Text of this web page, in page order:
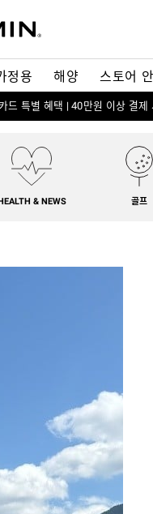
정용 해양 스토어
드 특별 혜택 | 40만원 이상 결제
& NEWS 골프